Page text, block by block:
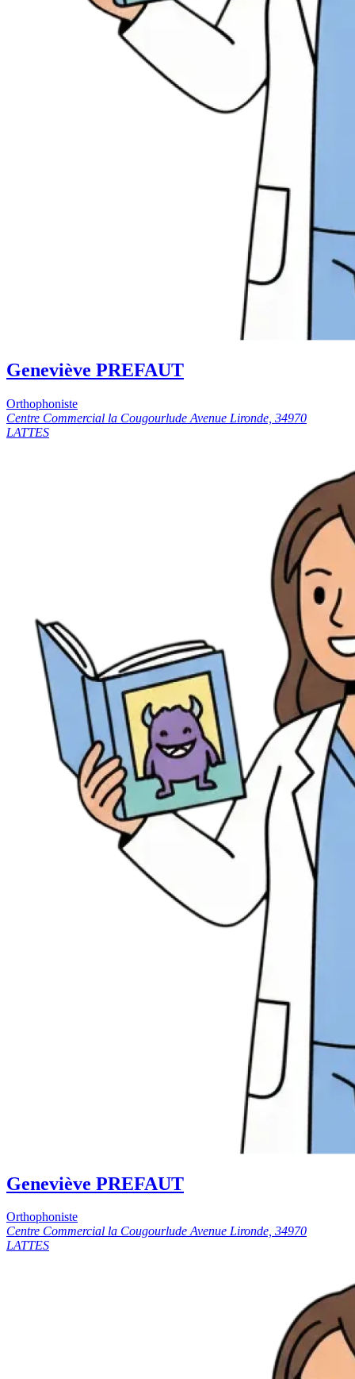
Geneviève PREFAUT
Orthophoniste
Centre Commercial la Cougourlude Avenue Lironde, 34970
LATTES
Geneviève PREFAUT
Orthophoniste
Centre Commercial la Cougourlude Avenue Lironde, 34970
LATTES